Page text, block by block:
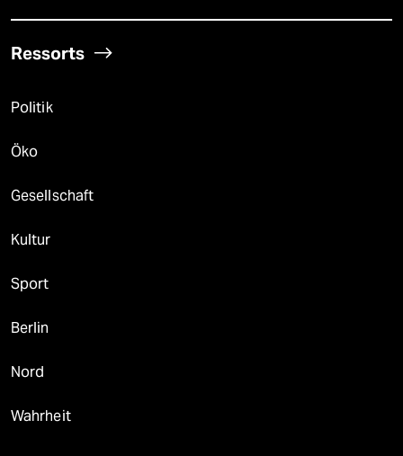
Ressorts
Politik
Öko
Gesellschaft
Kultur
Sport
Berlin
Nord
Wahrheit